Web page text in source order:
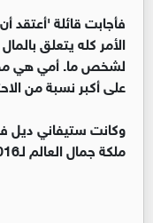
فأجابت قائلة 'أعتقد
الأمر كله يتعلق
لشخص ما. أمي هي
على أكبر نسبة من
وكانت ستيفاني ديل
ملكة جمال العالم لـ2016.